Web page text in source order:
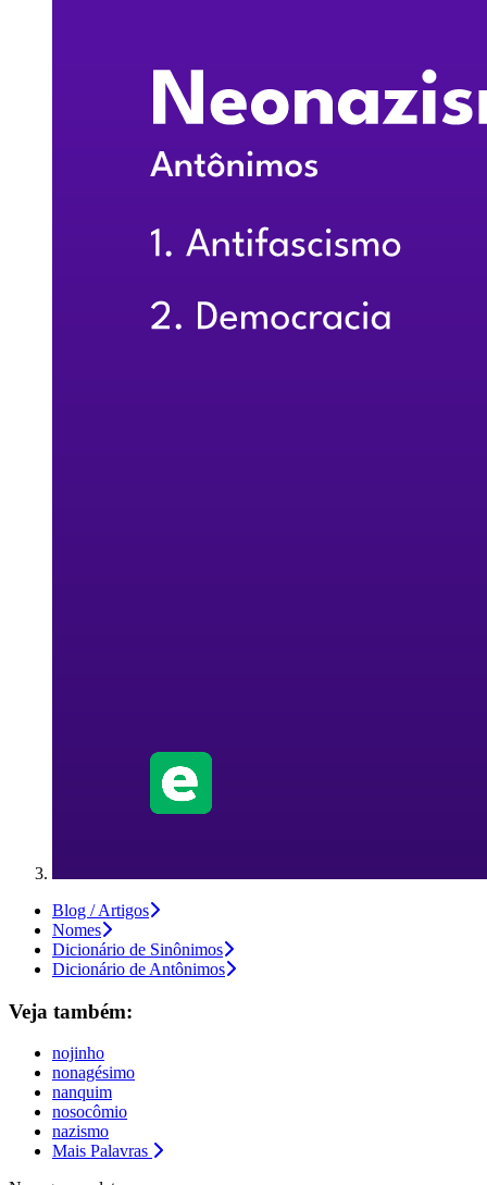
Blog / Artigos
Nomes
Dicionário de Sinônimos
Dicionário de Antônimos
Veja também:
nojinho
nonagésimo
nanquim
nosocômio
nazismo
Mais Palavras